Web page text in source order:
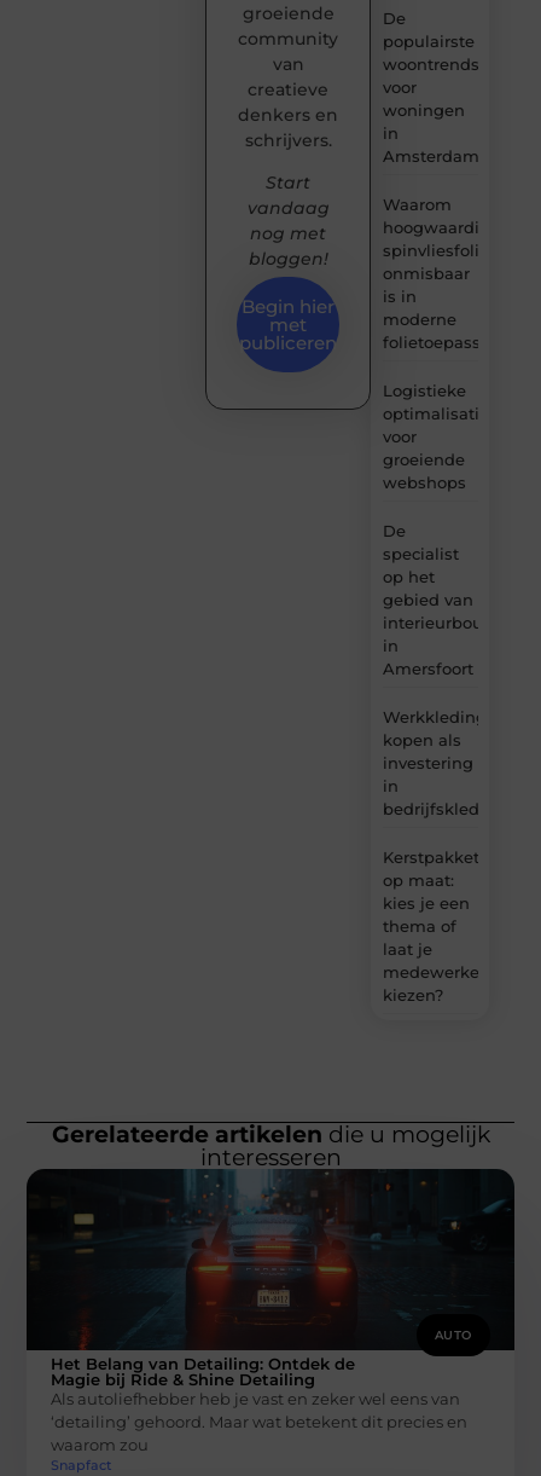
De
populairste
woontrends
voor
woningen
in
Amsterdam
Waarom
hoogwaardige
spinvliesfolie
onmisbaar
is in
moderne
folietoepassingen
Logistieke
optimalisatie
voor
groeiende
webshops
De
specialist
op het
gebied van
interieurbouw
in
Amersfoort
Werkkleding
kopen als
investering
in
bedrijfskleding
Kerstpakket
op maat:
kies je een
thema of
laat je
medewerkers
kiezen?
groeiende
community
van
creatieve
denkers en
schrijvers.
Start
vandaag
nog met
bloggen!
Begin hier
met
publiceren
Gerelateerde artikelen die u mogelijk
interesseren
AUTO
Het Belang van Detailing: Ontdek de
Magie bij Ride & Shine Detailing
Als autoliefhebber heb je vast en zeker wel eens van
‘detailing’ gehoord. Maar wat betekent dit precies en
waarom zou
Snapfact